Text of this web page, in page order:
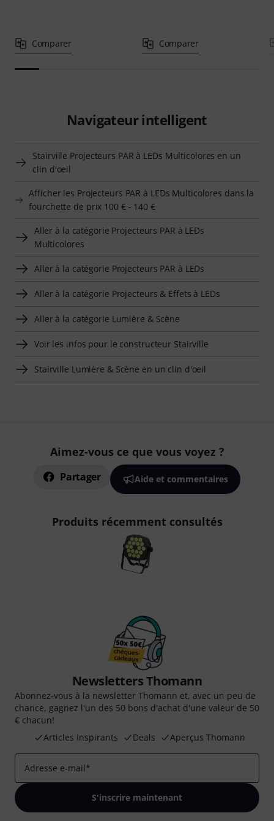
Comparer Comparer
Navigateur intelligent
Stairville Projecteurs PAR à LEDs Multicolores en un
clin d'oeil
Afficher les Projecteurs PAR à LEDs Multicolores dans la
fourchette de prix 100 € - 140 €
Aller à la catégorie Projecteurs PAR à LEDs
Multicolores
Aller à la catégorie Projecteurs PAR à LEDs
Aller à la catégorie Projecteurs & Effets à LEDs
Aller à la catégorie Lumière & Scène
Voir les infos pour le constructeur Stairville
Stairville Lumière & Scène en un clin d'oeil
Aimez-vous ce que vous voyez ?
Partager Aide et commentaires
Produits récemment consultés
Newsletters Thomann
Abonnez-vous à la newsletter Thomann et, avec un peu de
chance, gagnez l'un des 50 bons d'achat d'une valeur de 50
€ chacun!
Articles inspirants
Deals Aperçus Thomann
Adresse e-mail*
S'inscrire maintenant